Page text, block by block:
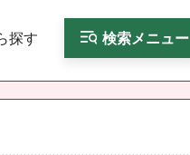
探す 検索メニュー